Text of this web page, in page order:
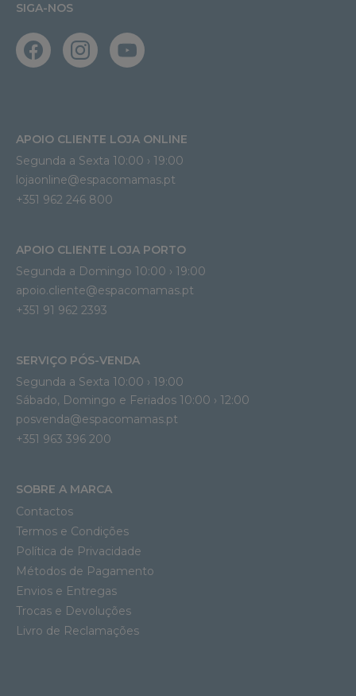
SIGA-NOS
APOIO CLIENTE LOJA ONLINE
Segunda a Sexta 10:00 › 19:00
lojaonline@espacomamas.pt
+351 962 246 800
APOIO CLIENTE LOJA PORTO
Segunda a Domingo 10:00 › 19:00
apoio.cliente@espacomamas.pt
+351 91 962 2393
SERVIÇO PÓS-VENDA
Segunda a Sexta 10:00 › 19:00
Sábado, Domingo e Feriados 10:00 › 12:00
posvenda@espacomamas.pt
+351 963 396 200
SOBRE A MARCA
Contactos
Termos e Condições
Política de Privacidade
Métodos de Pagamento
Envios e Entregas
Trocas e Devoluções
Livro de Reclamações